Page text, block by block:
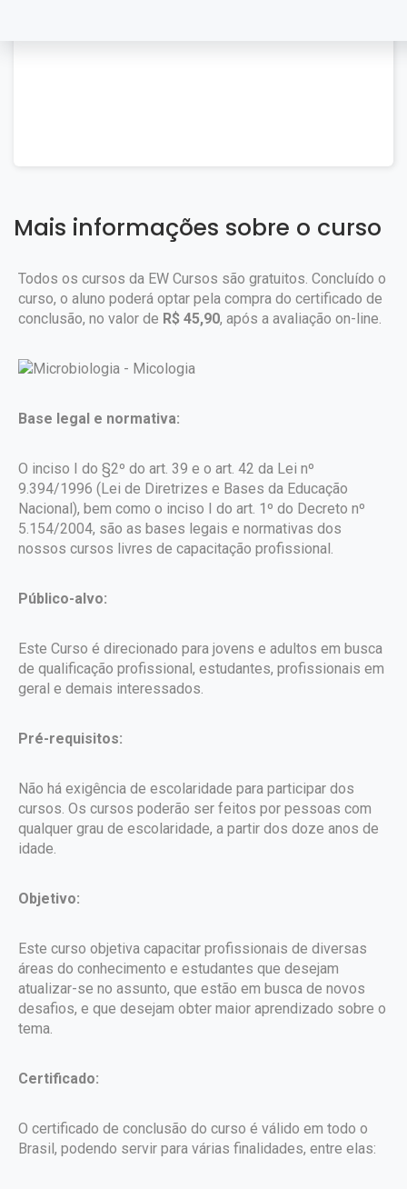
Mais informações sobre o curso
Todos os cursos da EW Cursos são gratuitos. Concluído o
curso, o aluno poderá optar pela compra do certificado de
conclusão, no valor de R$ 45,90, após a avaliação on-line.
Base legal e normativa:
O inciso I do §2º do art. 39 e o art. 42 da Lei nº
9.394/1996 (Lei de Diretrizes e Bases da Educação
Nacional), bem como o inciso I do art. 1º do Decreto nº
5.154/2004, são as bases legais e normativas dos
nossos cursos livres de capacitação profissional.
Público-alvo:
Este Curso é direcionado para jovens e adultos em busca
de qualificação profissional, estudantes, profissionais em
geral e demais interessados.
Pré-requisitos:
Não há exigência de escolaridade para participar dos
cursos. Os cursos poderão ser feitos por pessoas com
qualquer grau de escolaridade, a partir dos doze anos de
idade.
Objetivo:
Este curso objetiva capacitar profissionais de diversas
áreas do conhecimento e estudantes que desejam
atualizar-se no assunto, que estão em busca de novos
desafios, e que desejam obter maior aprendizado sobre o
tema.
Certificado:
O certificado de conclusão do curso é válido em todo o
Brasil, podendo servir para várias finalidades, entre elas: